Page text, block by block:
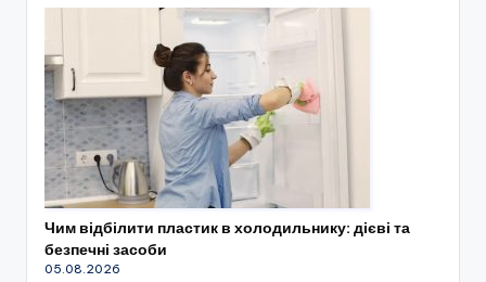
Чим відбілити пластик в холодильнику: дієві та
безпечні засоби
05.08.2026